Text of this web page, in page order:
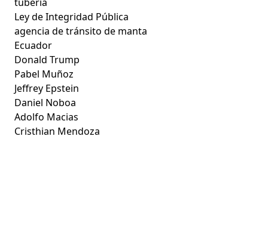
Ley de Integridad Pública
agencia de tránsito de manta
Ecuador
Donald Trump
Pabel Muñoz
Jeffrey Epstein
Daniel Noboa
Adolfo Macias
Cristhian Mendoza